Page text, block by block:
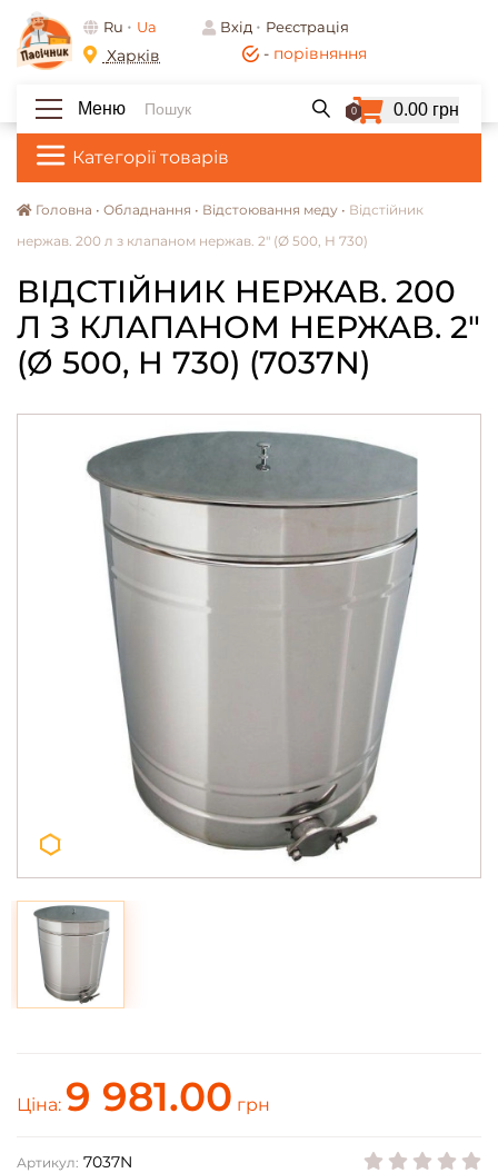
- порівняння
Ru Ua Вхід Реєстрація
Харків
Категорії товарів
Меню 0 0.00 грн
Головна • Обладнання • Відстоювання меду • Відстійник
нержав. 200 л з клапаном нержав. 2" (Ø 500, H 730)
ВІДСТІЙНИК НЕРЖАВ. 200
Л З КЛАПАНОМ НЕРЖАВ. 2"
(Ø 500, H 730) (7037N)
Ціна: 9 981.00 грн
Артикул: 7037N